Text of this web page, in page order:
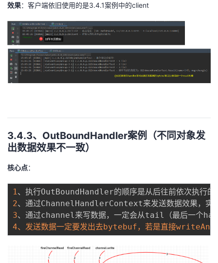
效果：客户端依旧使用的是3.4.1案例中的client
3.4.3、OutBoundHandler案例（不同对象发
出数据效果不一致）
核心点：
1
2
3
4、发送数据一定要发出去bytebuf，若是直接